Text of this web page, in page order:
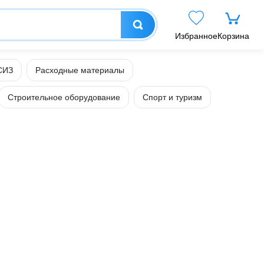
ИзбранноеКорзина
Расходные материалы
Строительное оборудование Спорт и туризм